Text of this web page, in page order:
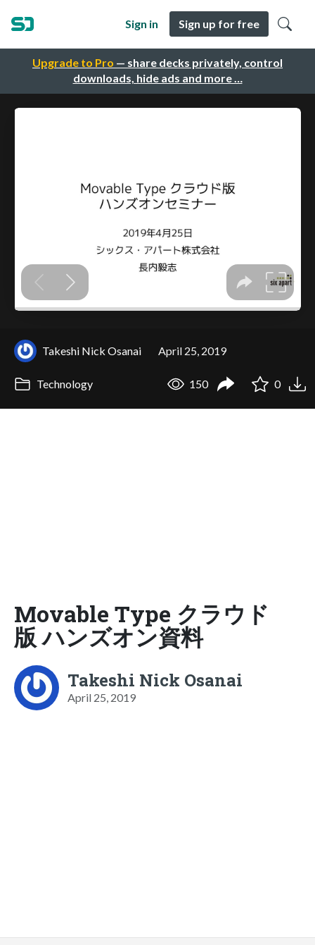
Upgrade to Pro — share decks privately, control
downloads, hide ads and more …
Sign in Sign up for free
Takeshi Nick Osanai April 25, 2019
Technology 150 0
Movable Type クラウド
版 ハンズオン資料
Takeshi Nick Osanai
April 25, 2019